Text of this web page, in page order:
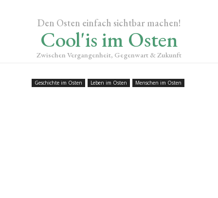
Den Osten einfach sichtbar machen!
Cool'is im Osten
Zwischen Vergangenheit, Gegenwart & Zukunft
Geschichte im Osten Leben im Osten Menschen im Osten